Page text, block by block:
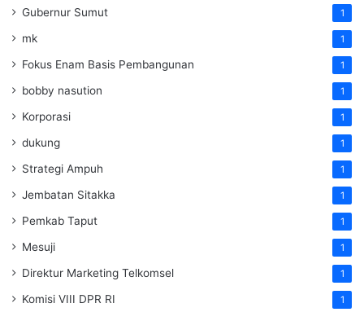
Gubernur Sumut 1
mk 1
Fokus Enam Basis Pembangunan 1
bobby nasution 1
Korporasi 1
dukung 1
Strategi Ampuh 1
Jembatan Sitakka 1
Pemkab Taput 1
Mesuji 1
Direktur Marketing Telkomsel 1
Komisi VIII DPR RI 1